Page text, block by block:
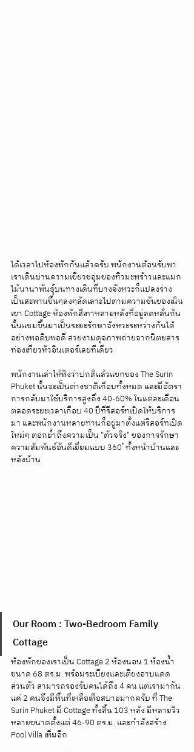
ได้เวลาไปห้องพักกันแล้วครับ พนักงานต้อนรับพา
เราเดินผ่านความเขียวชอุ่มของทิวมะพร้าวและแมก
ไม้นานาพันธ์ุบนทางเดินที่บางจังหวะก็แปลงร่าง
เป็นสะพานขึ้นๆลงๆลัดเลาะไปตามความชันของเนิน
เขา Cottage ห้องพักสีเทาหลายหลังที่อยู่ลดหลั่นกัน
นั้นแซมขึ้นมาเป็นระยะรักษาจังหวะระหว่างกันได้
อย่างพอดิบพอดี สวยงามดุจภาพถ่ายจากนิตยสาร
ท่องเที่ยวหัวอินเตอร์เลยทีเดียว
พนักงานเล่าให้ฟังว่าปกติแล้วแขกของ The Surin
Phuket นั้นจะเป็นต่างชาติเกือบทั้งหมด และมีอัตรา
การกลับมาใช้บริการสูงถึง 40-60% ในแต่ละเดือน
ตลอดระยะเวลาเกือบ 40 ปีที่รีสอร์ทเปิดให้บริการ
มา และพนักงานหลายท่านก็อยู่มาตั้งแต่รีสอร์ทเปิด
ใหม่ๆ ตอกย้ำถึงความเป็น "ตัวจริง" ของการรักษา
ความสัมพันธ์อันดีเยี่ยมแบบ 360 ํ ทั้งหน้าบ้านและ
หลังบ้าน
Our Room : Two-Bedroom Family
Cottage
ห้องพักของเราเป็น Cottage 2 ห้องนอน 1 ห้องน้ำ
ขนาด 68 ตร.ม. พร้อมระเบียงและเตียงอาบแดด
ส่วนตัว สามารถรองรับคนได้ถึง 4 คน แต่เรามากัน
แค่ 2 คนจึงมีพื้นที่เหลือเฟือสบายมากครับ ที่ The
Surin Phuket มี Cottage ทั้งสิ้น 103 หลัง มีหลายวิว
หลายขนาดตั้งแต่ 46-90 ตร.ม. และกำลังสร้าง
Pool Villa เพิ่มอีก